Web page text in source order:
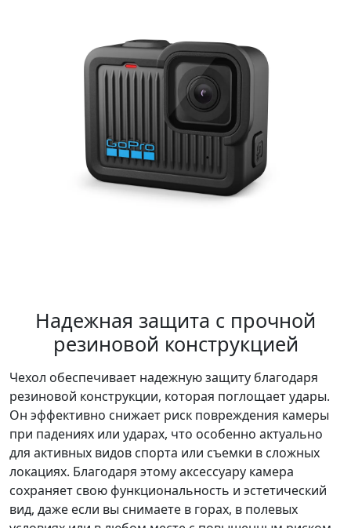
Надежная защита с прочной
резиновой конструкцией
Чехол обеспечивает надежную защиту благодаря
резиновой конструкции, которая поглощает удары.
Он эффективно снижает риск повреждения камеры
при падениях или ударах, что особенно актуально
для активных видов спорта или съемки в сложных
локациях. Благодаря этому аксессуару камера
сохраняет свою функциональность и эстетический
вид, даже если вы снимаете в горах, в полевых